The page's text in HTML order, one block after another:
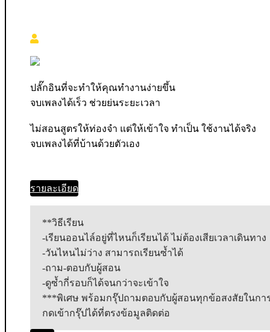
ปลั๊กอินที่จะทำให้คุณทำงานง่ายขึ้น
จบเพลงได้เร็ว ช่วยย่นระยะเวลา
ไม่สอนสูตรให้ท่องจำ แต่ให้เข้าใจ ทำเป็น ใช้งานได้จริง
จบเพลงได้ที่บ้านด้วยตัวเอง
รายละเอียด
**วิธีเรียน
-เรียนออนไล์อยู่ที่ไหนก็เรียนได้ ไม่ต้องเสียเวลาเดินทาง
-วันไหนไม่ว่าง สามารถเรียนซ้ำได้
-ถาม-ตอบกับผู้สอน
-ดูซ้ำกี่รอบก็ได้จนกว่าจะเข้าใจ
***พิเศษ พร้อมกรุ๊ปถามตอบกับผู้สอนทุกข้อสงสัยในกา
กดเข้ากรุ๊ปได้ที่ตรงข้อมูลติดต่อ